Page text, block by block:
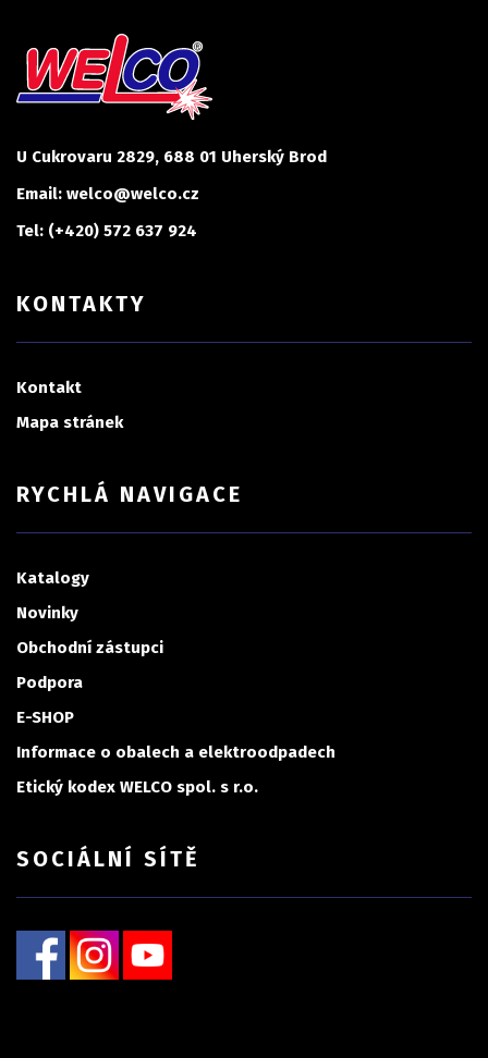
U Cukrovaru 2829, 688 01 Uherský Brod
Email: welco@welco.cz
Tel: (+420) 572 637 924
KONTAKTY
Kontakt
Mapa stránek
RYCHLÁ NAVIGACE
Katalogy
Novinky
Obchodní zástupci
Podpora
E-SHOP
Informace o obalech a elektroodpadech
Etický kodex WELCO spol. s r.o.
SOCIÁLNÍ SÍTĚ